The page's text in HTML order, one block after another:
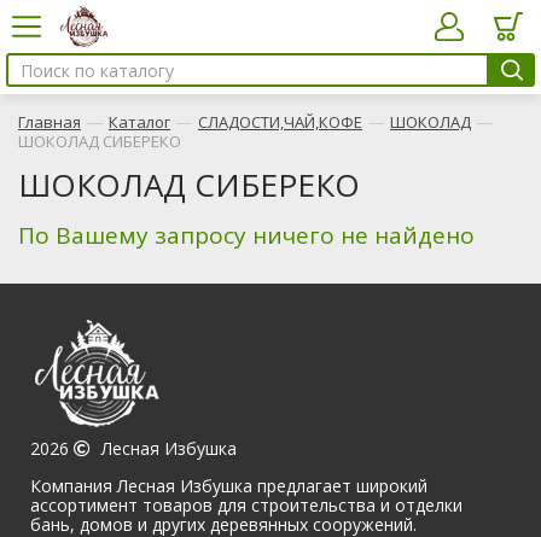
Главная — Каталог — СЛАДОСТИ,ЧАЙ,КОФЕ — ШОКОЛАД —
ШОКОЛАД СИБЕРЕКО
ШОКОЛАД СИБЕРЕКО
По Вашему запросу ничего не найдено
2026
Лесная Избушка
Компания Лесная Избушка предлагает широкий
ассортимент товаров для строительства и отделки
бань, домов и других деревянных сооружений.